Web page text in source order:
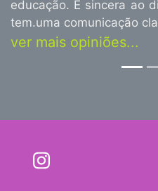
educação. É sincera ao
tem.uma comunicação
ver mais opiniões...